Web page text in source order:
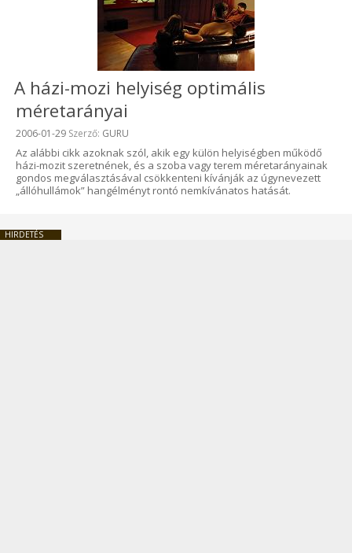
A házi-mozi helyiség optimális
méretarányai
Beküldve:
2006-01-29 Szerző: GURU
Az alábbi cikk azoknak szól, akik egy külön helyiségben működő
házi-mozit szeretnének, és a szoba vagy terem méretarányainak
gondos megválasztásával csökkenteni kívánják az úgynevezett
„állóhullámok” hangélményt rontó nemkívánatos hatását.
HIRDETÉS